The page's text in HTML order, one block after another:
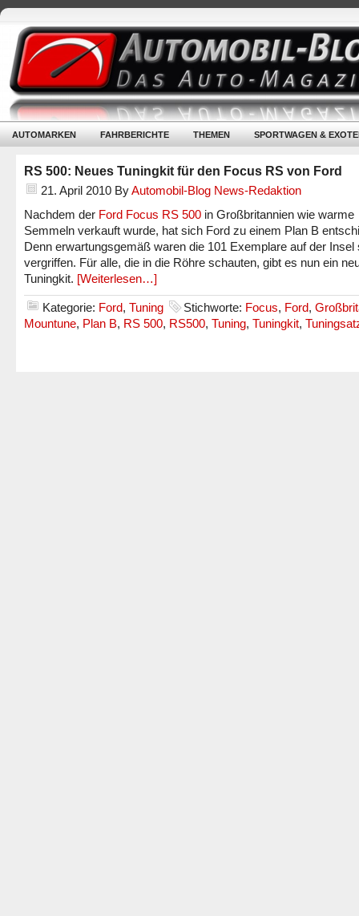
AUTOMARKEN FAHRBERICHTE THEMEN SPORTWAGEN &
RS 500: Neues Tuningkit für den Focus RS von Ford
21. April 2010 ByAutomobil-Blog News-Redaktion
Nachdem der Ford Focus RS 500 in Großbritannien wie warme
Semmeln verkauft wurde, hat sich Ford zu einem Plan B
Denn erwartungsgemäß waren die 101 Exemplare auf der Insel
vergriffen. Für alle, die in die Röhre schauten, gibt es nun ein
Tuningkit. [Weiterlesen…]
Kategorie: Ford, Tuning Stichworte: Focus, Ford,
Mountune, Plan B, RS 500, RS500, Tuning, Tuningkit,